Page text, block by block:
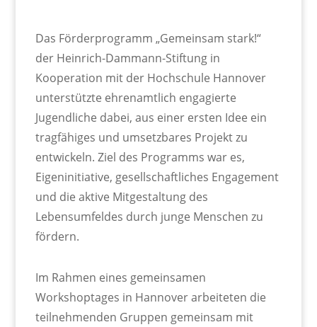
Das Förderprogramm „Gemeinsam stark!“
der Heinrich-Dammann-Stiftung in
Kooperation mit der Hochschule Hannover
unterstützte ehrenamtlich engagierte
Jugendliche dabei, aus einer ersten Idee ein
tragfähiges und umsetzbares Projekt zu
entwickeln. Ziel des Programms war es,
Eigeninitiative, gesellschaftliches Engagement
und die aktive Mitgestaltung des
Lebensumfeldes durch junge Menschen zu
fördern.
Im Rahmen eines gemeinsamen
Workshoptages in Hannover arbeiteten die
teilnehmenden Gruppen gemeinsam mit